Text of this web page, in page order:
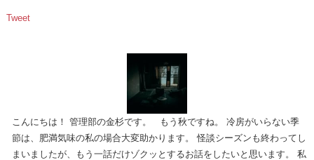
Tweet
こんにちは！ 管理部の金杉です。 もう秋ですね。 冷房がいらない季
節は、肥満気味の私の場合大変助かります。 怪談シーズンも終わってし
まいましたが、もう一話だけゾクッとするお話をしたいと思います。 私